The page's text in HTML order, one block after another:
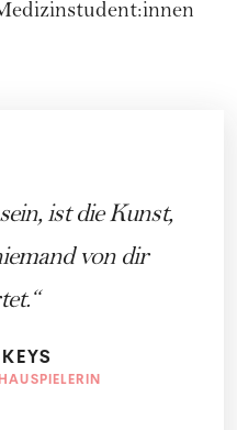
ist die Kunst,
von dir